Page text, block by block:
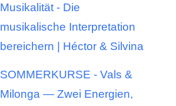
Musikalität - Die
musikalische Interpretation
bereichern | Héctor & Silvina
SOMMERKURSE - Vals &
Milonga — Zwei Energien,